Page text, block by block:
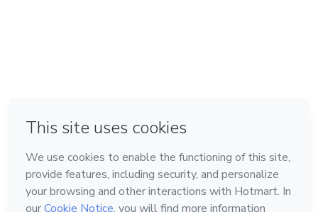
Hecho con❤ en Ciudad de México
Conoce Hotmart